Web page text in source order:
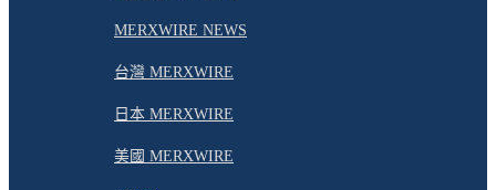
MERXWIRE NEWS
台灣 MERXWIRE
日本 MERXWIRE
美國 MERXWIRE